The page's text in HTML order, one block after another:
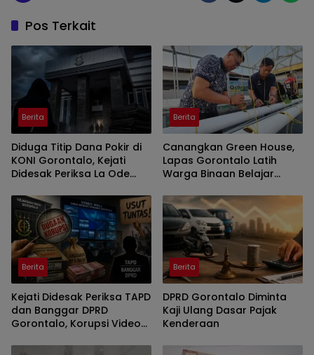
Pos Terkait
Berita
Diduga Titip Dana Pokir di
KONI Gorontalo, Kejati
Didesak Periksa La Ode
Berita
Canangkan Green House,
Lapas Gorontalo Latih
Warga Binaan Belajar
Berita
Kejati Didesak Periksa TAPD
dan Banggar DPRD
Gorontalo, Korupsi Video
Deprov
Berita
DPRD Gorontalo Diminta
Kaji Ulang Dasar Pajak
Kenderaan